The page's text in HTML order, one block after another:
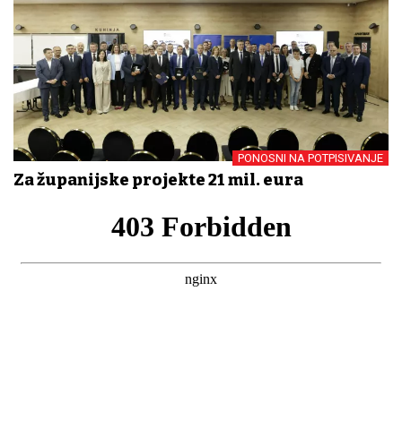
PONOSNI NA POTPISIVANJE
Za županijske projekte 21 mil. eura